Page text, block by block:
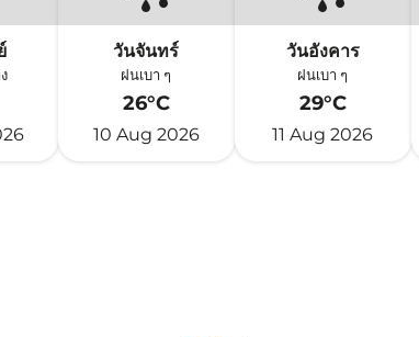
วันจันทร์
ฝนเบา ๆ
26°C
10 Aug 2026
วันอังคาร
ฝนเบา ๆ
29°C
11 Aug 2026